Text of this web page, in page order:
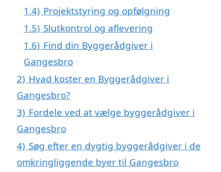
1.4) Projektstyring og opfølgning
1.5) Slutkontrol og aflevering
1.6) Find din Byggerådgiver i
Gangesbro
2) Hvad koster en Byggerådgiver i
Gangesbro?
3) Fordele ved at vælge byggerådgiver i
Gangesbro
4) Søg efter en dygtig byggerådgiver i de
omkringliggende byer til Gangesbro